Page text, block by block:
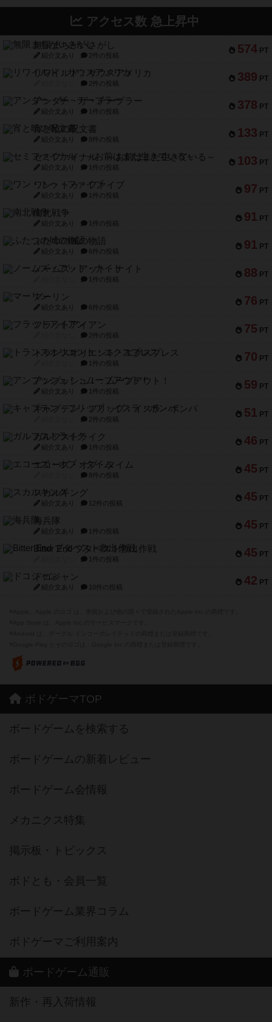
アクセス数 急上昇中
574 PT
無限まちがいさがし
紹介文あり 2件の投稿
389 PT
リワイルド：サウスアメリカ
2件の投稿
378 PT
アンダー・ザ・テーブラー
紹介文あり 1件の投稿
133 PT
宵と暁の呪文書
紹介文あり 8件の投稿
103 PT
セミファイナル ～お前はまだ生きている～
紹介文あり 1件の投稿
97 PT
ワン・トゥ・ファイブ
紹介文あり 1件の投稿
91 PT
南北戦争
紹介文あり 1件の投稿
91 PT
ふたつの城の物語
紹介文あり 6件の投稿
88 PT
ノームズ・アット・ナイト
1件の投稿
76 PT
マーリン
紹介文あり 6件の投稿
75 PT
フラットアイアン
2件の投稿
70 PT
トランスオリエント・エクスプレス
1件の投稿
59 PT
アンブッシュ！：ムーブアウト！
紹介文あり 1件の投稿
51 PT
キャプテン・フリップ：イスラ・ボンバ
2件の投稿
46 PT
ガルフストライク
紹介文あり 1件の投稿
45 PT
エコーズ・オブ・タイム
8件の投稿
45 PT
スカルキング
紹介文あり 12件の投稿
45 PT
海兵隊
紹介文あり 1件の投稿
45 PT
Bitter End ブタペスト救出作戦
1件の投稿
42 PT
ドコジャン
紹介文あり 10件の投稿
ボドゲーマTOP
ボードゲームを検索する
ボードゲームの新着レビュー
ボードゲーム会情報
メカニクス特集
掲示板・トピックス
ボドとも・会員一覧
ボードゲーム業界コラム
ボドゲーマご利用案内
ボードゲーム通販
新作・再入荷情報